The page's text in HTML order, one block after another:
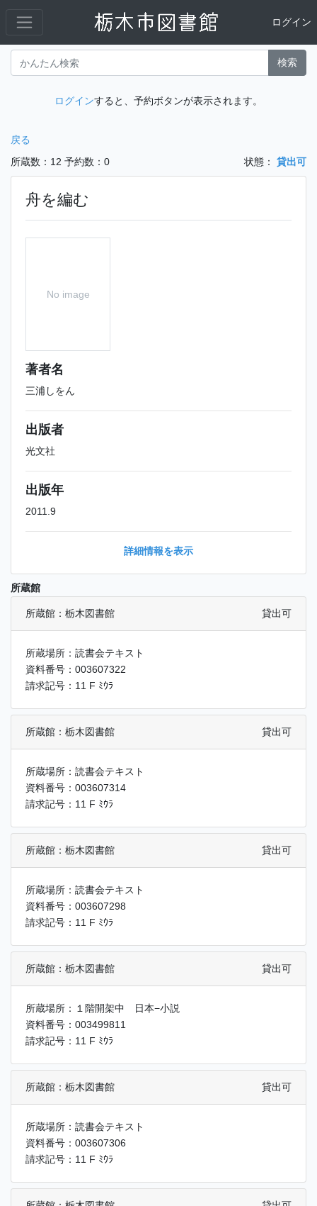
ログイン
検索
ログインすると、予約ボタンが表示されます。
戻る
所蔵数：12 予約数：0 状態： 貸出可
舟を編む
No image
著者名
三浦しをん
出版者
光文社
出版年
2011.9
詳細情報を表示
所蔵館
所蔵館：栃木図書館 貸出可
所蔵場所：読書会テキスト
資料番号：003607322
請求記号：11 F ﾐｳﾗ
所蔵館：栃木図書館 貸出可
所蔵場所：読書会テキスト
資料番号：003607314
請求記号：11 F ﾐｳﾗ
所蔵館：栃木図書館 貸出可
所蔵場所：読書会テキスト
資料番号：003607298
請求記号：11 F ﾐｳﾗ
所蔵館：栃木図書館 貸出可
所蔵場所：１階開架中 日本−小説
資料番号：003499811
請求記号：11 F ﾐｳﾗ
所蔵館：栃木図書館 貸出可
所蔵場所：読書会テキスト
資料番号：003607306
請求記号：11 F ﾐｳﾗ